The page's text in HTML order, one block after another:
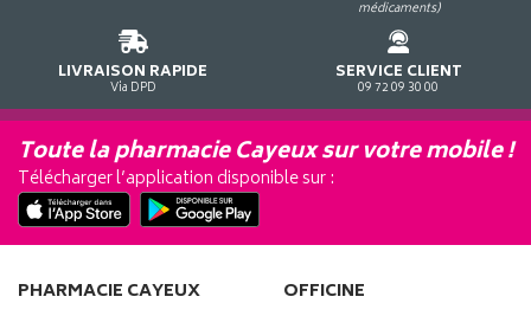
médicaments)
LIVRAISON RAPIDE
Via DPD
SERVICE CLIENT
09 72 09 30 00
Toute la pharmacie Cayeux sur votre mobile !
Télécharger l’application disponible sur :
PHARMACIE CAYEUX OFFICINE